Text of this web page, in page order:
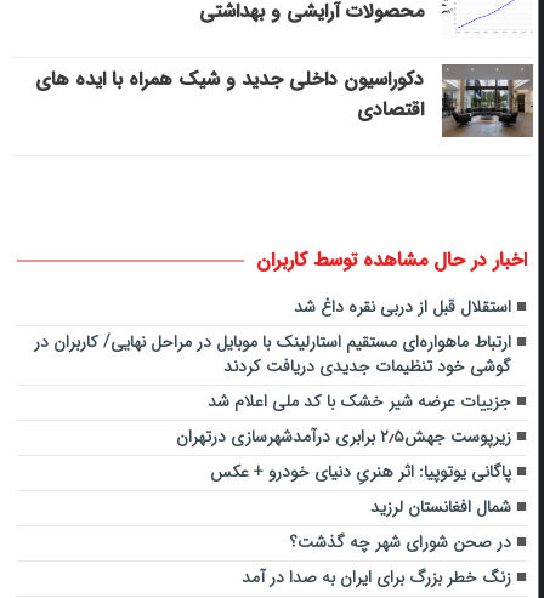
محصولات آرایشی و بهداشتی
دکوراسیون داخلی جدید و شیک همراه با ایده های
اقتصادی
اخبار در حال مشاهده توسط کاربران
استقلال قبل از دربی نقره داغ شد
ارتباط ماهواره‌ای مستقیم استارلینک با موبایل در مراحل نهایی/ کاربران در
گوشی خود تنظیمات جدیدی دریافت کردند
جزییات عرضه شیر خشک با کد ملی اعلام شد
زیرپوست جهش۲٫۵ برابری درآمدشهرسازی درتهران
پاگانی یوتوپیا: اثر هنریِ دنیای خودرو + عکس
شمال افغانستان لرزید
در صحن شورای شهر چه گذشت؟
زنگ خطر بزرگ برای ایران به صدا در آمد